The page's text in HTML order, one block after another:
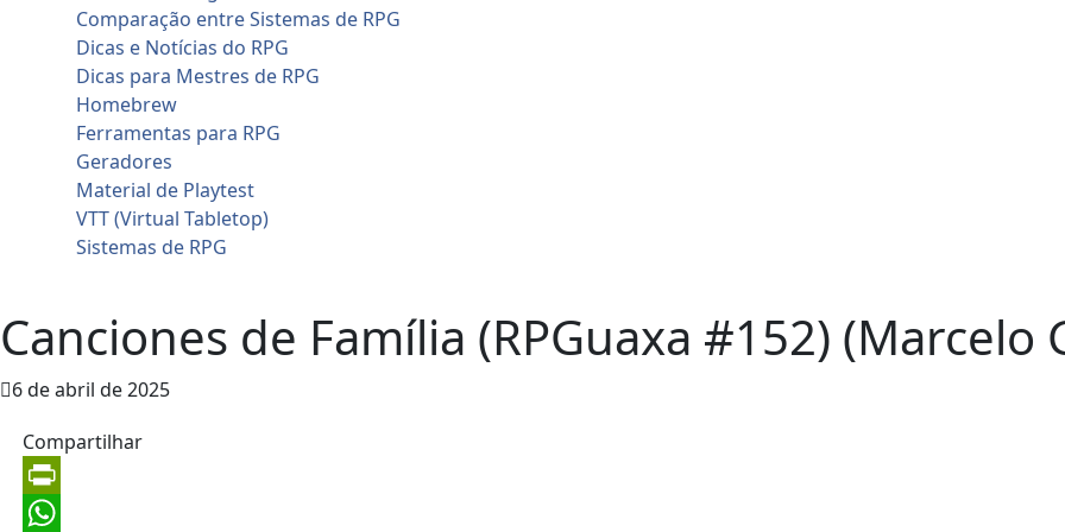
Comparação entre Sistemas de RPG
Dicas e Notícias do RPG
Dicas para Mestres de RPG
Homebrew
Ferramentas para RPG
Geradores
Material de Playtest
VTT (Virtual Tabletop)
Sistemas de RPG
Canciones de Família (RPGuaxa #152) (Marcelo
6 de abril de 2025
Compartilhar
PrintFriendly